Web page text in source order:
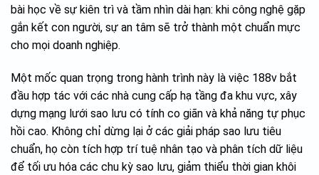
bài học về sự kiên trì và tầm nhìn dài hạn: khi công nghệ gặp
gắn kết con người, sự an tâm sẽ trở thành một chuẩn mực
cho mọi doanh nghiệp.
Một mốc quan trọng trong hành trình này là việc 188v bắt
đầu hợp tác với các nhà cung cấp hạ tầng đa khu vực, xây
dựng mạng lưới sao lưu có tính co giãn và khả năng tự phục
hồi cao. Không chỉ dừng lại ở các giải pháp sao lưu tiêu
chuẩn, họ còn tích hợp trí tuệ nhân tạo và phân tích dữ liệu
để tối ưu hóa các chu kỳ sao lưu, giảm thiểu thời gian khôi